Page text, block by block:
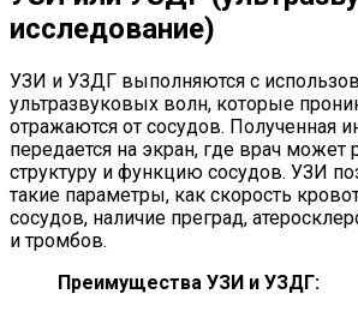
исследование)
УЗИ и УЗДГ выполняются с
ультразвуковых волн, которые
отражаются от сосудов. Полученная
передается на экран, где врач может
структуру и функцию сосудов. УЗИ
такие параметры, как скорость
сосудов, наличие преград,
и тромбов.
Преимущества УЗИ и УЗДГ: